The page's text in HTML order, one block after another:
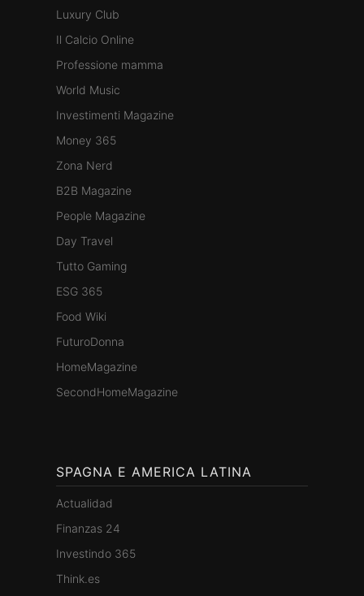
Luxury Club
Il Calcio Online
Professione mamma
World Music
Investimenti Magazine
Money 365
Zona Nerd
B2B Magazine
People Magazine
Day Travel
Tutto Gaming
ESG 365
Food Wiki
FuturoDonna
HomeMagazine
SecondHomeMagazine
SPAGNA E AMERICA LATINA
Actualidad
Finanzas 24
Investindo 365
Think.es